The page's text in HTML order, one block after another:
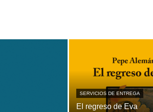
SERVICIOS DE ENTREGA
El regreso de Eva